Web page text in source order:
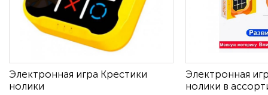
Электронная игра Крестики
нолики
Электронная
нолики в